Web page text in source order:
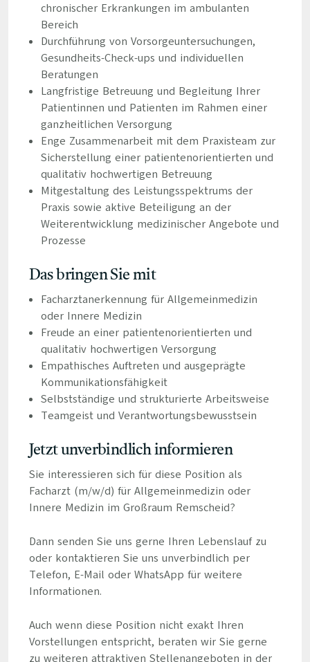
chronischer Erkrankungen im ambulanten
Bereich
Durchführung von Vorsorgeuntersuchungen,
Gesundheits-Check-ups und individuellen
Beratungen
Langfristige Betreuung und Begleitung Ihrer
Patientinnen und Patienten im Rahmen einer
ganzheitlichen Versorgung
Enge Zusammenarbeit mit dem Praxisteam zur
Sicherstellung einer patientenorientierten und
qualitativ hochwertigen Betreuung
Mitgestaltung des Leistungsspektrums der
Praxis sowie aktive Beteiligung an der
Weiterentwicklung medizinischer Angebote und
Prozesse
Das bringen Sie mit
Facharztanerkennung für Allgemeinmedizin
oder Innere Medizin
Freude an einer patientenorientierten und
qualitativ hochwertigen Versorgung
Empathisches Auftreten und ausgeprägte
Kommunikationsfähigkeit
Selbstständige und strukturierte Arbeitsweise
Teamgeist und Verantwortungsbewusstsein
Jetzt unverbindlich informieren
Sie interessieren sich für diese Position als
Facharzt (m/w/d) für Allgemeinmedizin oder
Innere Medizin im Großraum Remscheid?
Dann senden Sie uns gerne Ihren Lebenslauf zu
oder kontaktieren Sie uns unverbindlich per
Telefon, E-Mail oder WhatsApp für weitere
Informationen.
Auch wenn diese Position nicht exakt Ihren
Vorstellungen entspricht, beraten wir Sie gerne
zu weiteren attraktiven Stellenangeboten in der